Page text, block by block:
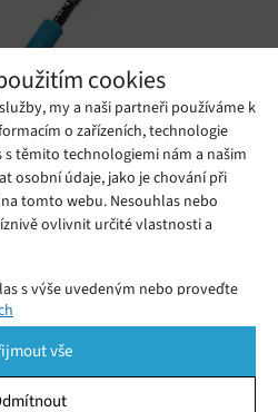
cookies
my a naši partneři používáme k
o zařízeních, technologie
s těmito technologiemi nám a našim
osobní údaje, jako je chování při
tomto webu. Nesouhlas nebo
ovlivnit určité vlastnosti a
s výše uvedeným nebo proveďte
budou použity pouze na tomto
cookies nebo kliknutím na tlačítko
obrazovky.
vše
potomek, že ke smartphonu
MP107G
jedno nabití. Kromě toho unese